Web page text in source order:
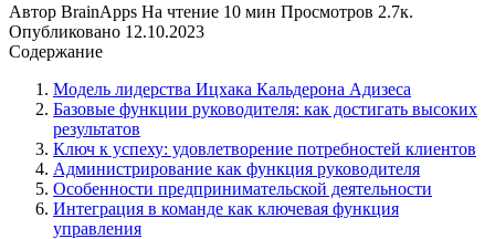
Автор BrainApps На чтение 10 мин Просмотров 2.7к.
Опубликовано 12.10.2023
Содержание
Модель лидерства Ицхака Кальдерона Адизеса
Базовые функции руководителя: как достигать высоких
результатов
Ключ к успеху: удовлетворение потребностей клиентов
Администрирование как функция руководителя
Особенности предпринимательской деятельности
Интеграция в команде как ключевая функция
управления